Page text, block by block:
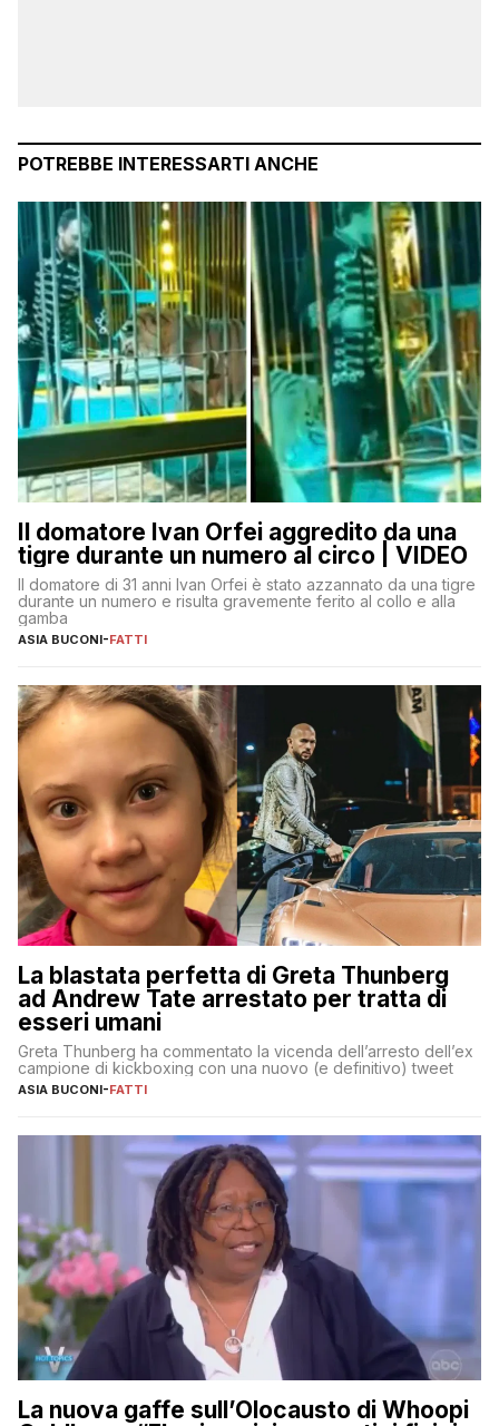
POTREBBE INTERESSARTI ANCHE
Il domatore Ivan Orfei aggredito da una
tigre durante un numero al circo | VIDEO
Il domatore di 31 anni Ivan Orfei è stato azzannato da una tigre
durante un numero e risulta gravemente ferito al collo e alla
gamba
ASIA BUCONI-FATTI
La blastata perfetta di Greta Thunberg
ad Andrew Tate arrestato per tratta di
esseri umani
Greta Thunberg ha commentato la vicenda dell’arresto dell’ex
campione di kickboxing con una nuovo (e definitivo) tweet
ASIA BUCONI-FATTI
La nuova gaffe sull’Olocausto di Whoopi